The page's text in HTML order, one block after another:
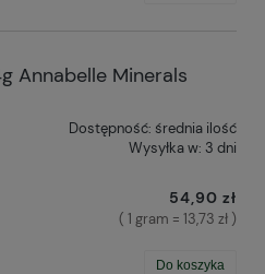
Annabelle Minerals
Dostępność: średnia ilość
Wysyłka w: 3 dni
54,90 zł
( 1 gram = 13,73 zł )
Do koszyka